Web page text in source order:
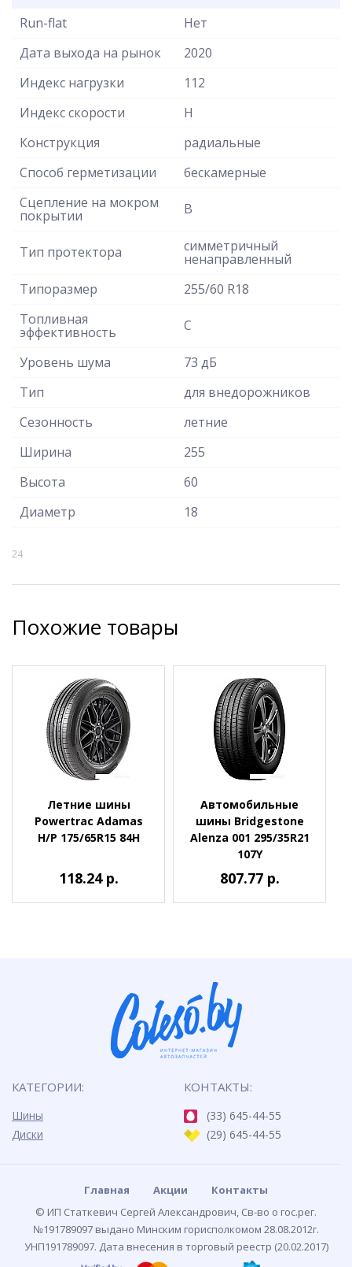
Run-flat
Нет
Дата выхода на рынок
2020
Индекс нагрузки
112
Индекс скорости
H
Конструкция
радиальные
Способ герметизации
бескамерные
Сцепление на мокром
покрытии B
Тип протектора симметричный
ненаправленный
Типоразмер
255/60 R18
Топливная
эффективность C
Уровень шума
73 дБ
Тип
для внедорожников
Сезонность
летние
Ширина
255
Высота
60
Диаметр
18
24
Похожие товары
Летние шины
Powertrac Adamas
H/P 175/65R15 84H
118.24 р.
Автомобильные
шины Bridgestone
Alenza 001 295/35R21
107Y
807.77 р.
КАТЕГОРИИ:
Шины
Диски
КОНТАКТЫ:
(33) 645-44-55
(29) 645-44-55
Главная Акции
Контакты
© ИП Статкевич Сергей Александрович, Св-во о гос.рег.
№191789097 выдано Минским горисполкомом 28.08.2012г.
УНП191789097. Дата внесения в торговый реестр (20.02.2017)